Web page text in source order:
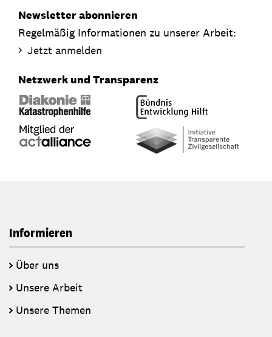
Newsletter abonnieren
Regelmäßig Informationen zu unserer Arbeit:
Jetzt anmelden
Netzwerk und Transparenz
Informieren
Über uns
Unsere Arbeit
Unsere Themen